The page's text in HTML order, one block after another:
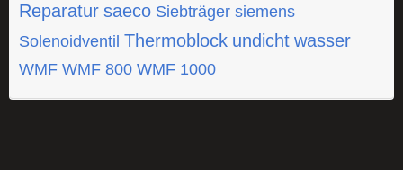
Reparatur saeco Siebträger siemens
Solenoidventil Thermoblock undicht wasser
WMF WMF 800 WMF 1000